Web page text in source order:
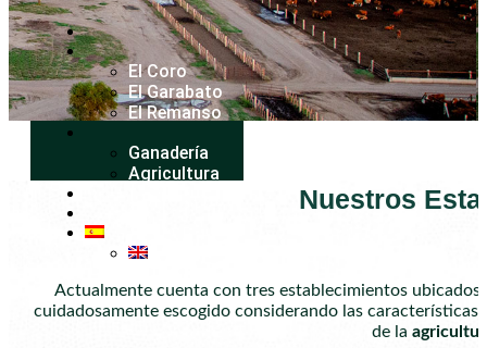
El Coro
El Garabato
El Remanso
Ganadería
Agricultura
Nuestros
Actualmente cuenta con tres establecimientos
cuidadosamente escogido considerando las
de la